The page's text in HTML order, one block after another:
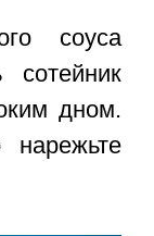
соуса
сотейник
дном.
нарежьте